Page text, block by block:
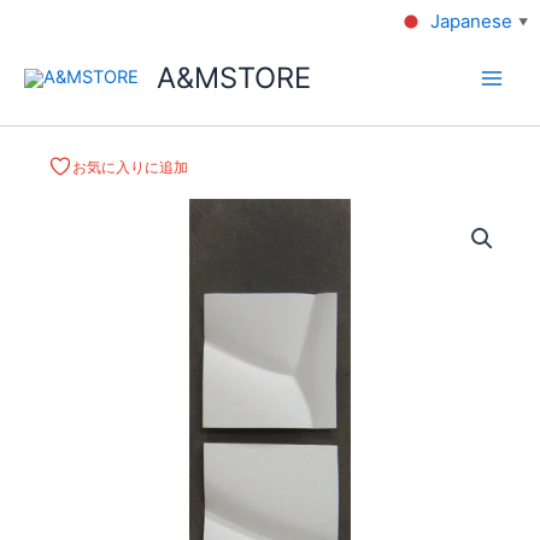
A&MSTORE
お気に入りに追加
Japanese ▼